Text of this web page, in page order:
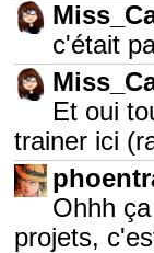
c'était
Et oui
trainer ici
Ohhh
projets,